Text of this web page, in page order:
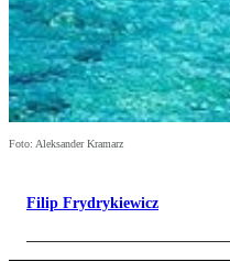
Foto: Aleksander Kramarz
Filip Frydrykiewicz